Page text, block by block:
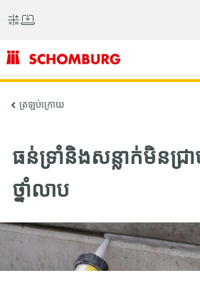
SCHOMBURG
អាស៊ី
ត្រឡប់ក្រោយ
ធន់ទ្រាំនិងសន្លាក់មិនជ្រ
ថ្នាំលាប